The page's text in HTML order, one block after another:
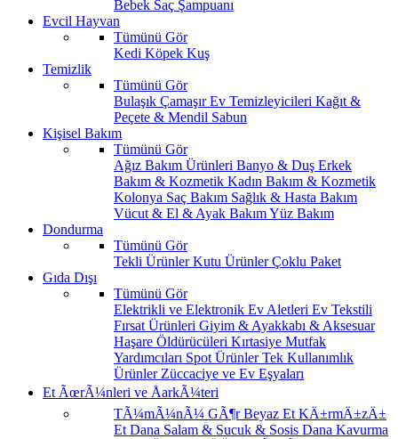
Bebek Saç Şampuanı
Evcil Hayvan
Tümünü Gör
Kedi Köpek Kuş
Temizlik
Tümünü Gör
Bulaşık ÇamaşırEv Temizleyicileri Kağıt &
Peçete & Mendil Sabun
Kişisel Bakım
Tümünü Gör
Ağız Bakım Ürünleri Banyo & Duş Erkek
Bakım & Kozmetik Kadın Bakım & Kozmetik
Kolonya Saç Bakım Sağlık & Hasta Bakım
Vücut & El & Ayak BakımYüz Bakım
Dondurma
Tümünü Gör
Tekli ÜrünlerKutu ÜrünlerÇoklu Paket
Gıda Dışı
Tümünü Gör
Elektrikli ve Elektronik Ev Aletleri Ev Tekstili
Fırsat Ürünleri Giyim & Ayakkabı & Aksesuar
Haşare Öldürücüleri Kırtasiye Mutfak
Yardımcıları Spot ÜrünlerTek Kullanımlık
Ürünler Züccaciye ve Ev Eşyaları
Et ÃœrÃ¼nleri ve ÅarkÃ¼teri
TÃ¼mÃ¼nÃ¼ GÃ¶rBeyaz Et KÄ±rmÄ±zÄ±
Et Dana Salam & Sucuk & Sosis Dana Kavurma